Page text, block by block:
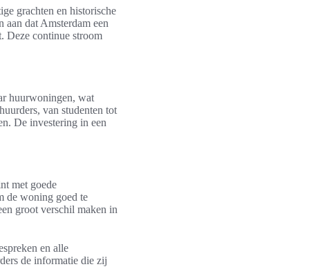
grachten en historische
dat Amsterdam een
Deze continue stroom
huurwoningen, wat
van studenten tot
De investering in een
met goede
de woning goed te
groot verschil maken in
en alle
de informatie die zij